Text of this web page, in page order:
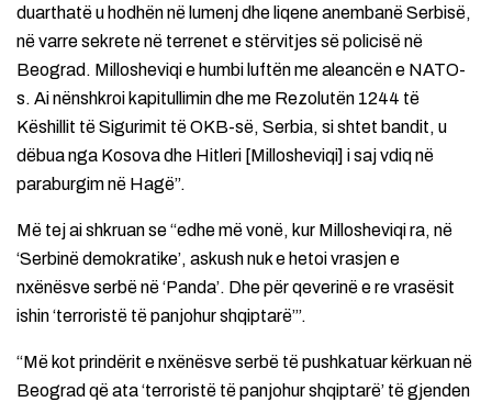
duarthatë u hodhën në lumenj dhe liqene anembanë Serbisë,
në varre sekrete në terrenet e stërvitjes së policisë në
Beograd. Millosheviqi e humbi luftën me aleancën e NATO-
s. Ai nënshkroi kapitullimin dhe me Rezolutën 1244 të
Këshillit të Sigurimit të OKB-së, Serbia, si shtet bandit, u
dëbua nga Kosova dhe Hitleri [Millosheviqi] i saj vdiq në
paraburgim në Hagë”.
Më tej ai shkruan se “edhe më vonë, kur Millosheviqi ra, në
‘Serbinë demokratike’, askush nuk e hetoi vrasjen e
nxënësve serbë në ‘Panda’. Dhe për qeverinë e re vrasësit
ishin ‘terroristë të panjohur shqiptarë’”.
“Më kot prindërit e nxënësve serbë të pushkatuar kërkuan në
Beograd që ata ‘terroristë të panjohur shqiptarë’ të gjenden